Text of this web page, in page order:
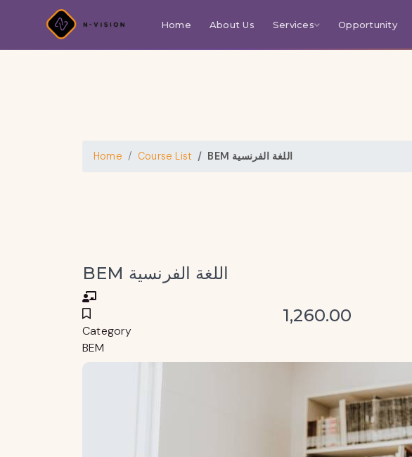
Home About Us Services Opportunity
Home Course List BEM اللغة الفرنسية
BEM اللغة الفرنسية
Category
BEM
1,260.00